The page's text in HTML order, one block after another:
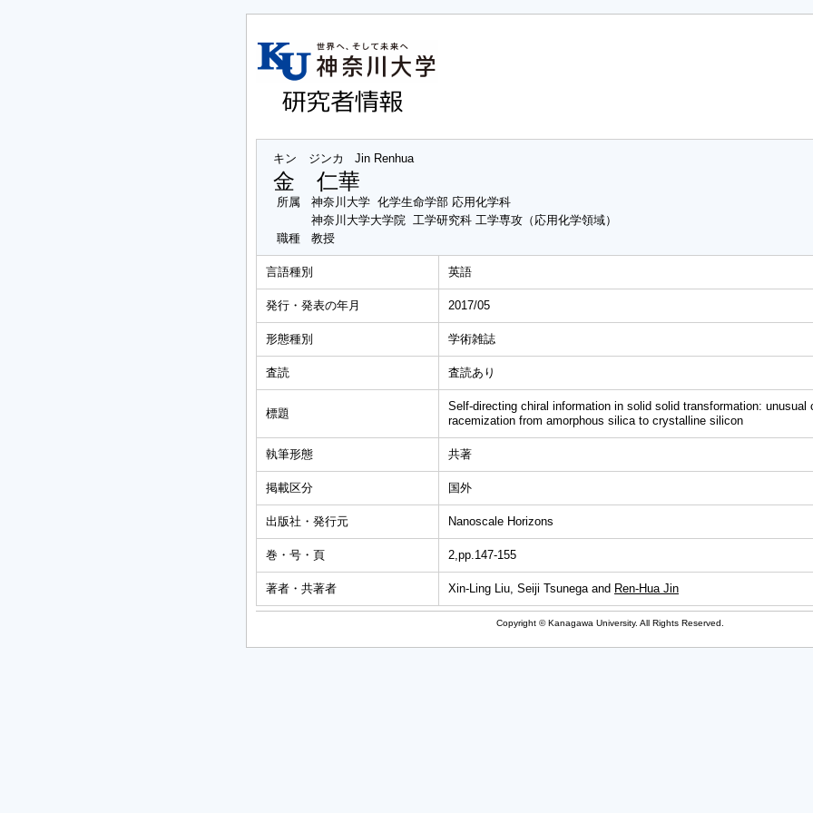
キン ジンカ Jin Renhua
金 仁華
所属
神奈川大学 化学生命学部 応用化学科
神奈川大学大学院 工学研究科 工学専攻（応用化学領域）
職種
教授
言語種別 英語
発行・発表の年月 2017/05
形態種別 学術雑誌
査読 査読あり
標題
Self-directing chiral information in solid solid transformation: unusual
racemization from amorphous silica to crystalline silicon
執筆形態 共著
掲載区分 国外
出版社・発行元 Nanoscale Horizons
巻・号・頁 2,pp.147-155
著者・共著者 Xin-Ling Liu, Seiji Tsunega and Ren-Hua Jin
Copyright © Kanagawa University. All Rights Reserved.